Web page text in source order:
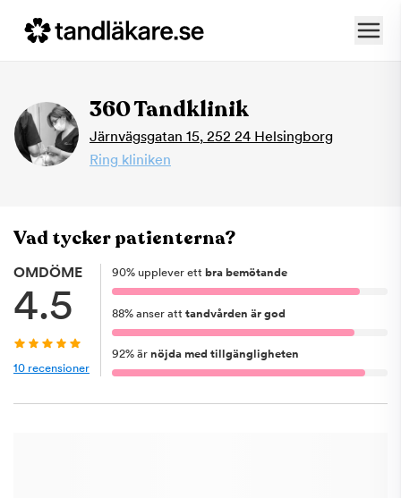
360 Tandklinik
Järnvägsgatan 15, 252 24 Helsingborg
Ring kliniken
Vad tycker patienterna?
OMDÖME
4.5
10 recensioner
90% upplever ett bra bemötande
88% anser att tandvården är god
92% är nöjda med tillgängligheten